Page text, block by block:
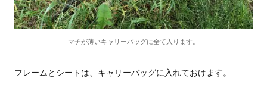
マチが薄いキャリーバッグに全て入ります。
フレームとシートは、キャリーバッグに入れておけます。